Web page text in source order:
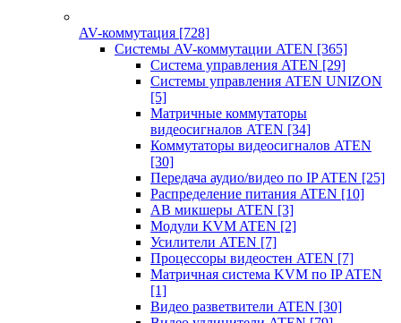
AV-коммутация [728]
Системы AV-коммутации ATEN [365]
Система управления ATEN [29]
Системы управления ATEN UNIZON
[5]
Матричные коммутаторы
видеосигналов ATEN [34]
Коммутаторы видеосигналов ATEN
[30]
Передача аудио/видео по IP ATEN [25]
Распределение питания ATEN [10]
АВ микшеры ATEN [3]
Модули KVM ATEN [2]
Усилители ATEN [7]
Процессоры видеостен ATEN [7]
Матричная система KVM по IP ATEN
[1]
Видео разветвители ATEN [30]